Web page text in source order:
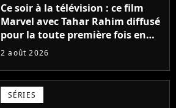
Ce soir à la télévision : ce film
Marvel avec Tahar Rahim diffusé
pour la toute première fois en
France
2 août 2026
SÉRIES